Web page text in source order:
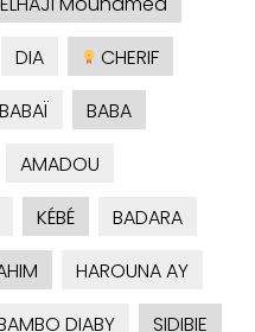
DIA
CHERIF
BABAÏ
BABA
AMADOU
KÉBÉ
BADARA
HAROUNA AY
DIABY
SIDIBIE